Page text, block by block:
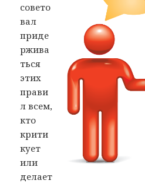
совето
вал
приде
ржива
ться
этих
прави
л всем,
кто
крити
кует
или
делает